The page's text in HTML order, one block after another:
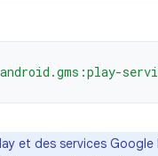
et des services